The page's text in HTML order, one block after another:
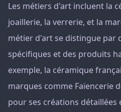
Les métiers d'art incluent la
joaillerie, la verrerie, et la
métier d'art se distingue par
spécifiques et des produits
exemple, la céramique
marques comme Faïencerie
pour ses créations détaillées